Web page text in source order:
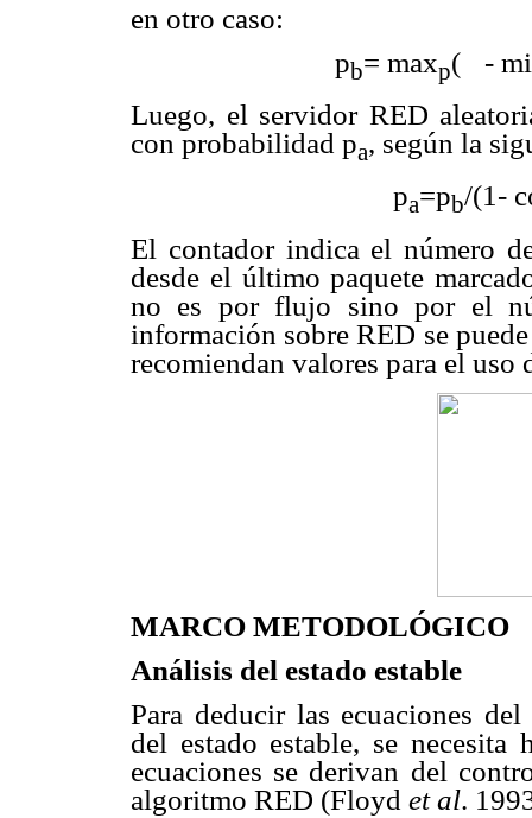
en otro caso:
pb= maxp(
-
Luego, el servidor RED
con probabilidad pa, según la
pa=pb/(1-
El contador indica el número
desde el último paquete
no es por flujo sino por el
información sobre RED se
recomiendan valores para el
MARCO METODOLÓGICO
Análisis del estado estable
Para deducir las ecuaciones
del estado estable, se necesita
ecuaciones se derivan del
algoritmo RED (Floyd et al.